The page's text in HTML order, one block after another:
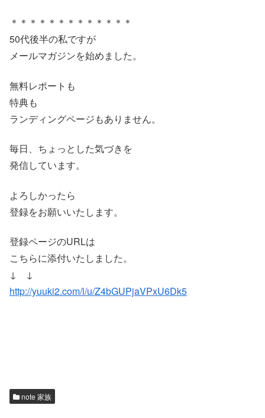
＊＊＊＊＊＊＊＊＊＊＊＊＊
50代後半の私ですが
メールマガジンを始めました。
無料レポートも
特典も
ランディングページもありません。
毎日、ちょっとした気づきを
発信しています。
よろしかったら
登録をお願いいたします。
登録ページのURLは
こちらに添付いたしました。
↓ ↓
http://yuuki2.com/l/u/Z4bGUPjaVPxU6Dk5
note 家族